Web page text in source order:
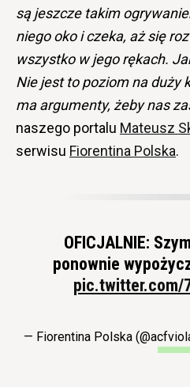
sąjeszcze takim
niego oko i czeka, aż się
wszystko w jego rękach.
Nie jest to poziom na duży
ma argumenty, żeby nas
naszego portalu Mateusz
serwisu Fiorentina Polska.
OFICJALNIE:
ponownie
pic.twitter.com/
— Fiorentina Polska